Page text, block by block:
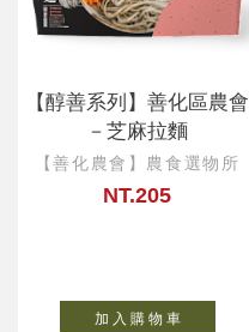
【醇善系列】善化區農會
－芝麻拉麵
【善化農會】農食選物所
NT.205
加 入 購 物 車